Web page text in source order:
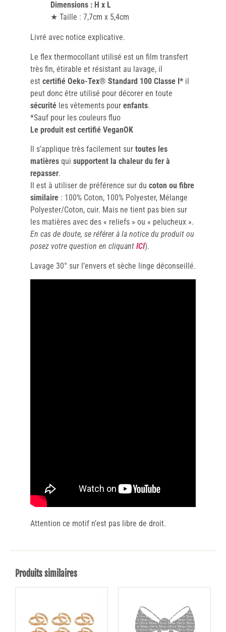
Dimensions : H x L
★ Taille : 7,7cm x 5,4cm
Livré avec notice explicative.
Le flex thermocollant utilisé est un film transfert
très fin, étirable et résistant au lavage, il
est certifié Oeko-Tex® Standard 100 Classe I* il
peut donc être utilisé pour décorer en toute
sécurité les vêtements pour enfants.
*Sauf pour les couleurs fluo
Le produit est certifié VeganOK
Il s’applique très facilement sur toutes les
matières qui supportent la chaleur du fer à
repasser.
Il est à utiliser de préférence sur du coton ou fibre
similaire : 100% Coton, 100% Polyester, Mélange
Polyester/Coton, cuir. Mais ne tient pas bien sur
les matières avec des « reliefs » ou « pelucheux ».
En cas de doute, se référer à la notice du produit ou
posez votre question en cliquant ICI).
Lavage 30° sur l’envers et sèche linge déconseillé.
Attention ce motif n’est pas libre de droit.
Produits similaires